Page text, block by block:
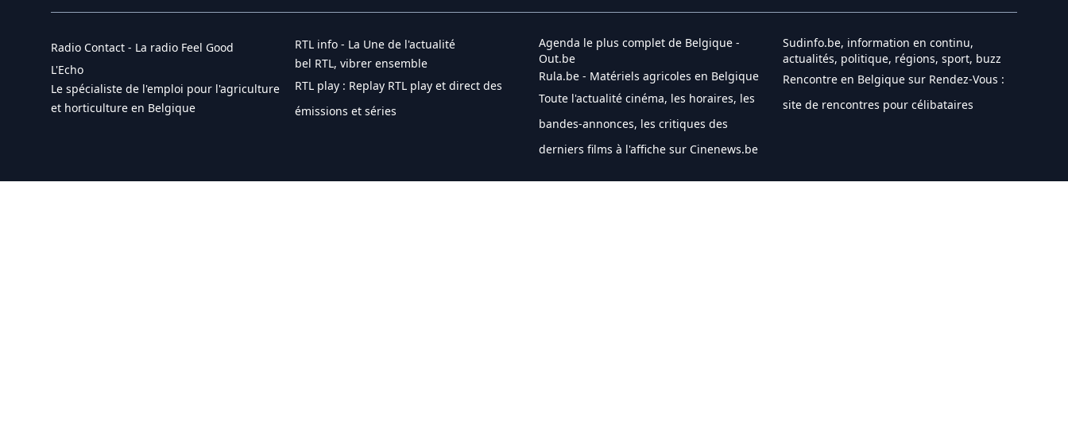
Radio Contact - La radio Feel Good
L'Echo
Le spécialiste de l'emploi pour l'agriculture
et horticulture en Belgique
RTL info - La Une de l'actualité
bel RTL, vibrer ensemble
RTL play : Replay RTL play et direct des
émissions et séries
Agenda le plus complet de Belgique -
Out.be
Rula.be - Matériels agricoles en Belgique
Toute l'actualité cinéma, les horaires, les
bandes-annonces, les critiques des
derniers films à l'affiche sur Cinenews.be
Sudinfo.be, information en continu,
actualités, politique, régions, sport, buzz
Rencontre en Belgique sur Rendez-Vous :
site de rencontres pour célibataires